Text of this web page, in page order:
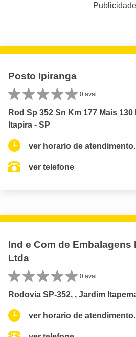
Publicidade
Posto Ipiranga
0 aval.
Rod Sp 352 Sn Km 177 Mais
Itapira - SP
ver horario de atendimento.
ver telefone
Ind e Com de Embalagens
Ltda
0 aval.
Rodovia SP-352, , Jardim
ver horario de atendimento.